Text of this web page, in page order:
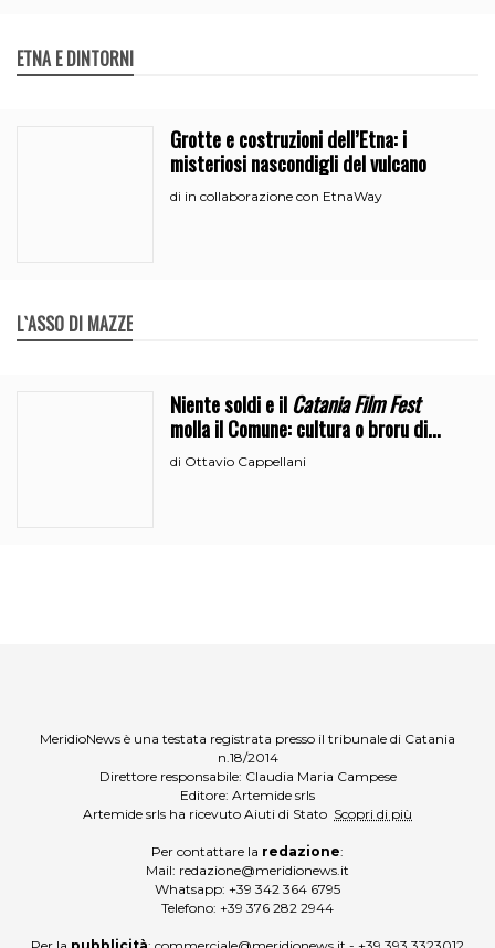
ETNA E DINTORNI
Grotte e costruzioni dell’Etna: i
misteriosi nascondigli del vulcano
di in collaborazione con EtnaWay
L`ASSO DI MAZZE
Niente soldi e ilCatania Film Fest
molla il Comune: cultura o broru di
ciciri?
di Ottavio Cappellani
MeridioNews è una testata registrata presso il tribunale di Catania
n.18/2014
Direttore responsabile: Claudia Maria Campese
Editore: Artemide srls
Artemide srls ha ricevuto Aiuti di Stato Scopri di più
Per contattare la redazione:
Mail: redazione@meridionews.it
Whatsapp: +39 342 364 6795
Telefono: +39 376 282 2944